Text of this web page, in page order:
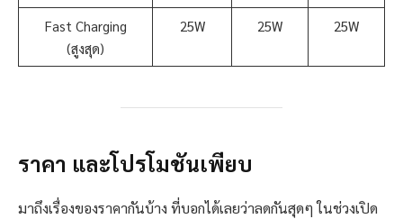
Fast Charging
(สูงสุด)
25W 25W 25W
ราคา และโปรโมชันเพียบ
มาถึงเรื่องของราคากันบ้าง ที่บอกได้เลยว่าลดกันสุดๆ ในช่วงเปิด